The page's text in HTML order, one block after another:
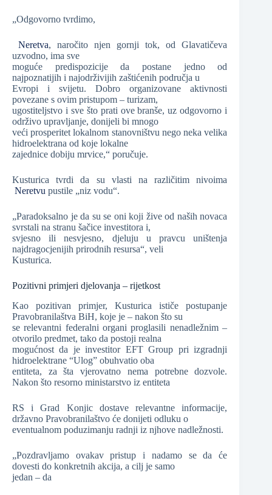
„Odgovorno tvrdimo,
Neretva, naročito njen gornji tok, od Glavatičeva
uzvodno, ima sve
moguće predispozicije da postane jedno od
najpoznatijih i najodrživijih zaštićenih područja u
Evropi i svijetu. Dobro organizovane aktivnosti
povezane s ovim pristupom – turizam,
ugostiteljstvo i sve što prati ove branše, uz odgovorno i
održivo upravljanje, donijeli bi mnogo
veći prosperitet lokalnom stanovništvu nego neka velika
hidroelektrana od koje lokalne
zajednice dobiju mrvice,“ poručuje.
Kusturica tvrdi da su vlasti na različitim nivoima
Neretvu pustile „niz vodu“.
„Paradoksalno je da su se oni koji žive od naših novaca
svrstali na stranu šačice investitora i,
svjesno ili nesvjesno, djeluju u pravcu uništenja
najdragocjenijih prirodnih resursa“, veli
Kusturica.
Pozitivni primjeri djelovanja – rijetkost
Kao pozitivan primjer, Kusturica ističe postupanje
Pravobranilaštva BiH, koje je – nakon što su
se relevantni federalni organi proglasili nenadležnim –
otvorilo predmet, tako da postoji realna
mogućnost da je investitor EFT Group pri izgradnji
hidroelektrane “Ulog” obuhvatio oba
entiteta, za šta vjerovatno nema potrebne dozvole.
Nakon što resorno ministarstvo iz entiteta
RS i Grad Konjic dostave relevantne informacije,
državno Pravobranilaštvo će donijeti odluku o
eventualnom poduzimanju radnji iz njhove nadležnosti.
„Pozdravljamo ovakav pristup i nadamo se da će
dovesti do konkretnih akcija, a cilj je samo
jedan – da